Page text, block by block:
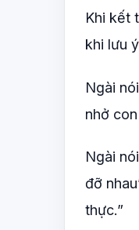
Khi kết
khi lưu
Ngài
nhở
Ngài
đỡ
thực.”